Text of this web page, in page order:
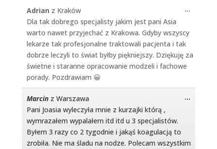
Adrian z Kraków
Dla tak dobrego specjalisty jakim jest pani Asia
warto nawet przyjechać z Krakowa. Gdyby wszyscy
lekarze tak profesjonalne traktowali pacjenta i tak
dobrze leczyli to świat byłby piękniejszy. Dziękuję za
świetne i staranne opracowanie modzeli i fachowe
porady. Pozdrawiam 😀
...
Marcin z Warszawa
Pani Joasia wyleczyła mnie z kurzajki którą ,
wymrazałem wypalałem itd itd u 3 specjalistów.
Byłem 3 razy co 2 tygodnie i jakąś koagulacją to
zrobiła. Nie ma śladu na nodze. Polecam wszystkim
...